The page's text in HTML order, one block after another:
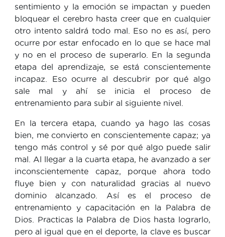
sentimiento y la emoción se impactan y pueden
bloquear el cerebro hasta creer que en cualquier
otro intento saldrá todo mal. Eso no es así, pero
ocurre por estar enfocado en lo que se hace mal
y no en el proceso de superarlo. En la segunda
etapa del aprendizaje, se está conscientemente
incapaz. Eso ocurre al descubrir por qué algo
sale mal y ahí se inicia el proceso de
entrenamiento para subir al siguiente nivel.
En la tercera etapa, cuando ya hago las cosas
bien, me convierto en conscientemente capaz; ya
tengo más control y sé por qué algo puede salir
mal. Al llegar a la cuarta etapa, he avanzado a ser
inconscientemente capaz, porque ahora todo
fluye bien y con naturalidad gracias al nuevo
dominio alcanzado. Así es el proceso de
entrenamiento y capacitación en la Palabra de
Dios. Practicas la Palabra de Dios hasta lograrlo,
pero al igual que en el deporte, la clave es buscar